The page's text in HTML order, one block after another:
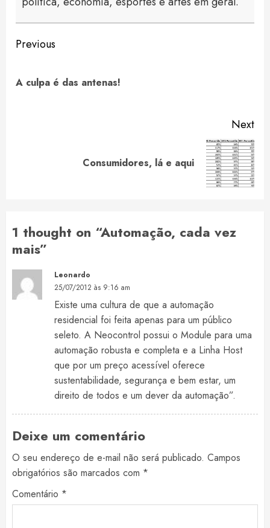
Continue
Previous
A culpa é das antenas!
Next
Consumidores, lá e aqui
1 thought on “Automação, cada vez
mais”
Leonardo
25/07/2012 às 9:16 am
Existe uma cultura de que a automação
residencial foi feita apenas para um público
seleto. A Neocontrol possui o Module para uma
automação robusta e completa e a Linha Host
que por um preço acessível oferece
sustentabilidade, segurança e bem estar, um
direito de todos e um dever da automação”.
Deixe um comentário
O seu endereço de e-mail não será publicado. Campos
obrigatórios são marcados com *
Comentário *